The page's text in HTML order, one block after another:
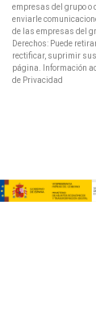
empresas del grupo o
enviarle
de las empresas del
Derechos: Puede
rectificar, suprimir sus
página. Información
de Privacidad